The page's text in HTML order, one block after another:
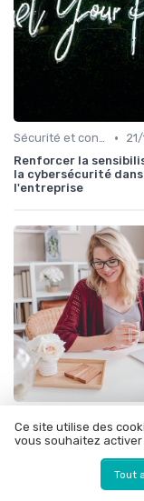
Sécurité et conformité •
Renforcer la
la cybersécurité dans
l'entreprise
Renforcer la
Ce site utilise des
vous souhaitez activer
Tout